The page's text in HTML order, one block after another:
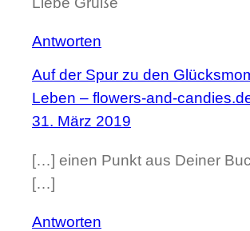
Antworten
Auf der Spur zu den
Leben – flowers-and-
31. März 2019
[…] einen Punkt aus Deiner
[…]
Antworten